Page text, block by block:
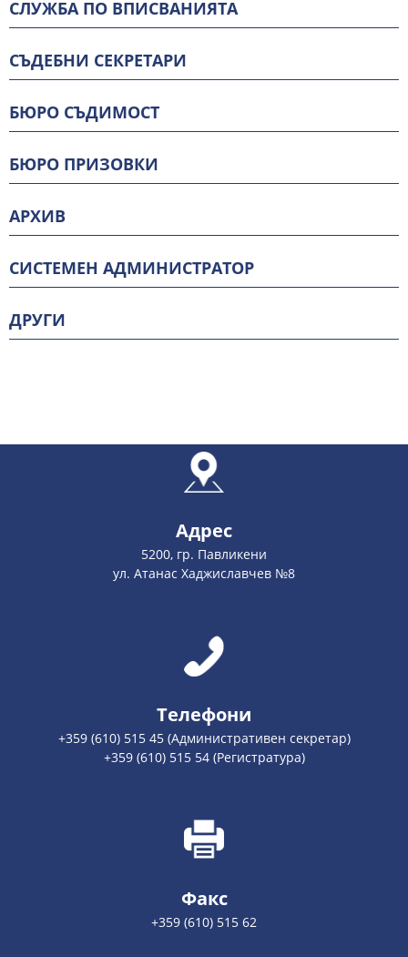
СЛУЖБА ПО ВПИСВАНИЯТА
СЪДЕБНИ СЕКРЕТАРИ
БЮРО СЪДИМОСТ
БЮРО ПРИЗОВКИ
АРХИВ
СИСТЕМЕН АДМИНИСТРАТОР
ДРУГИ
Адрес
5200, гр. Павликени
ул. Атанас Хаджиславчев №8
Телефони
+359 (610) 515 45 (Административен секретар)
+359 (610) 515 54 (Регистратура)
Факс
+359 (610) 515 62